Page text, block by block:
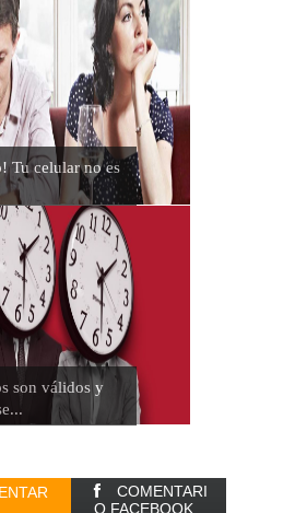
Tu celular no es
son válidos y
COMENTARI
O FACEBOOK